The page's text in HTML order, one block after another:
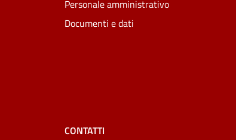
Personale amministrativo
Documenti e dati
CONTATTI